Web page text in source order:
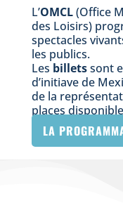
L’OMCL(Office
des Loisirs)
spectacles
les publics.
Les billetssont
d’initiave de
de la
places
LA